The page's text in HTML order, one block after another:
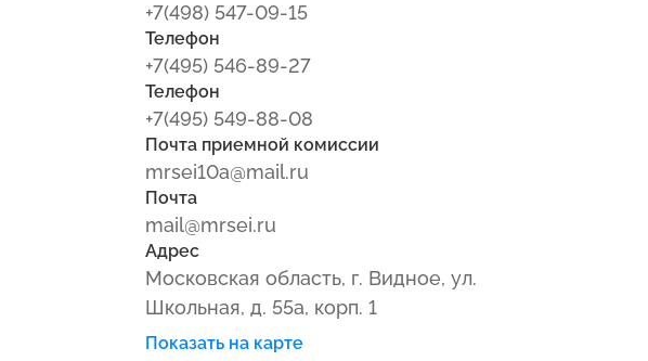
+7(498) 547-09-15
Телефон
+7(495) 546-89-27
Телефон
+7(495) 549-88-08
Почта приемной комиссии
mrsei10a@mail.ru
Почта
mail@mrsei.ru
Адрес
Московская область, г. Видное, ул.
Школьная, д. 55а, корп. 1
Показать на карте